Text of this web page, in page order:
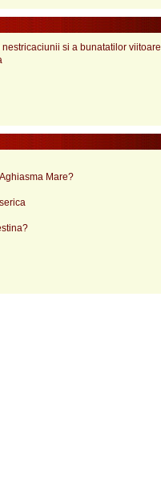
si a bunatatilor viitoare
Mare?